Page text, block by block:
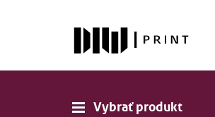
Vybrať produkt